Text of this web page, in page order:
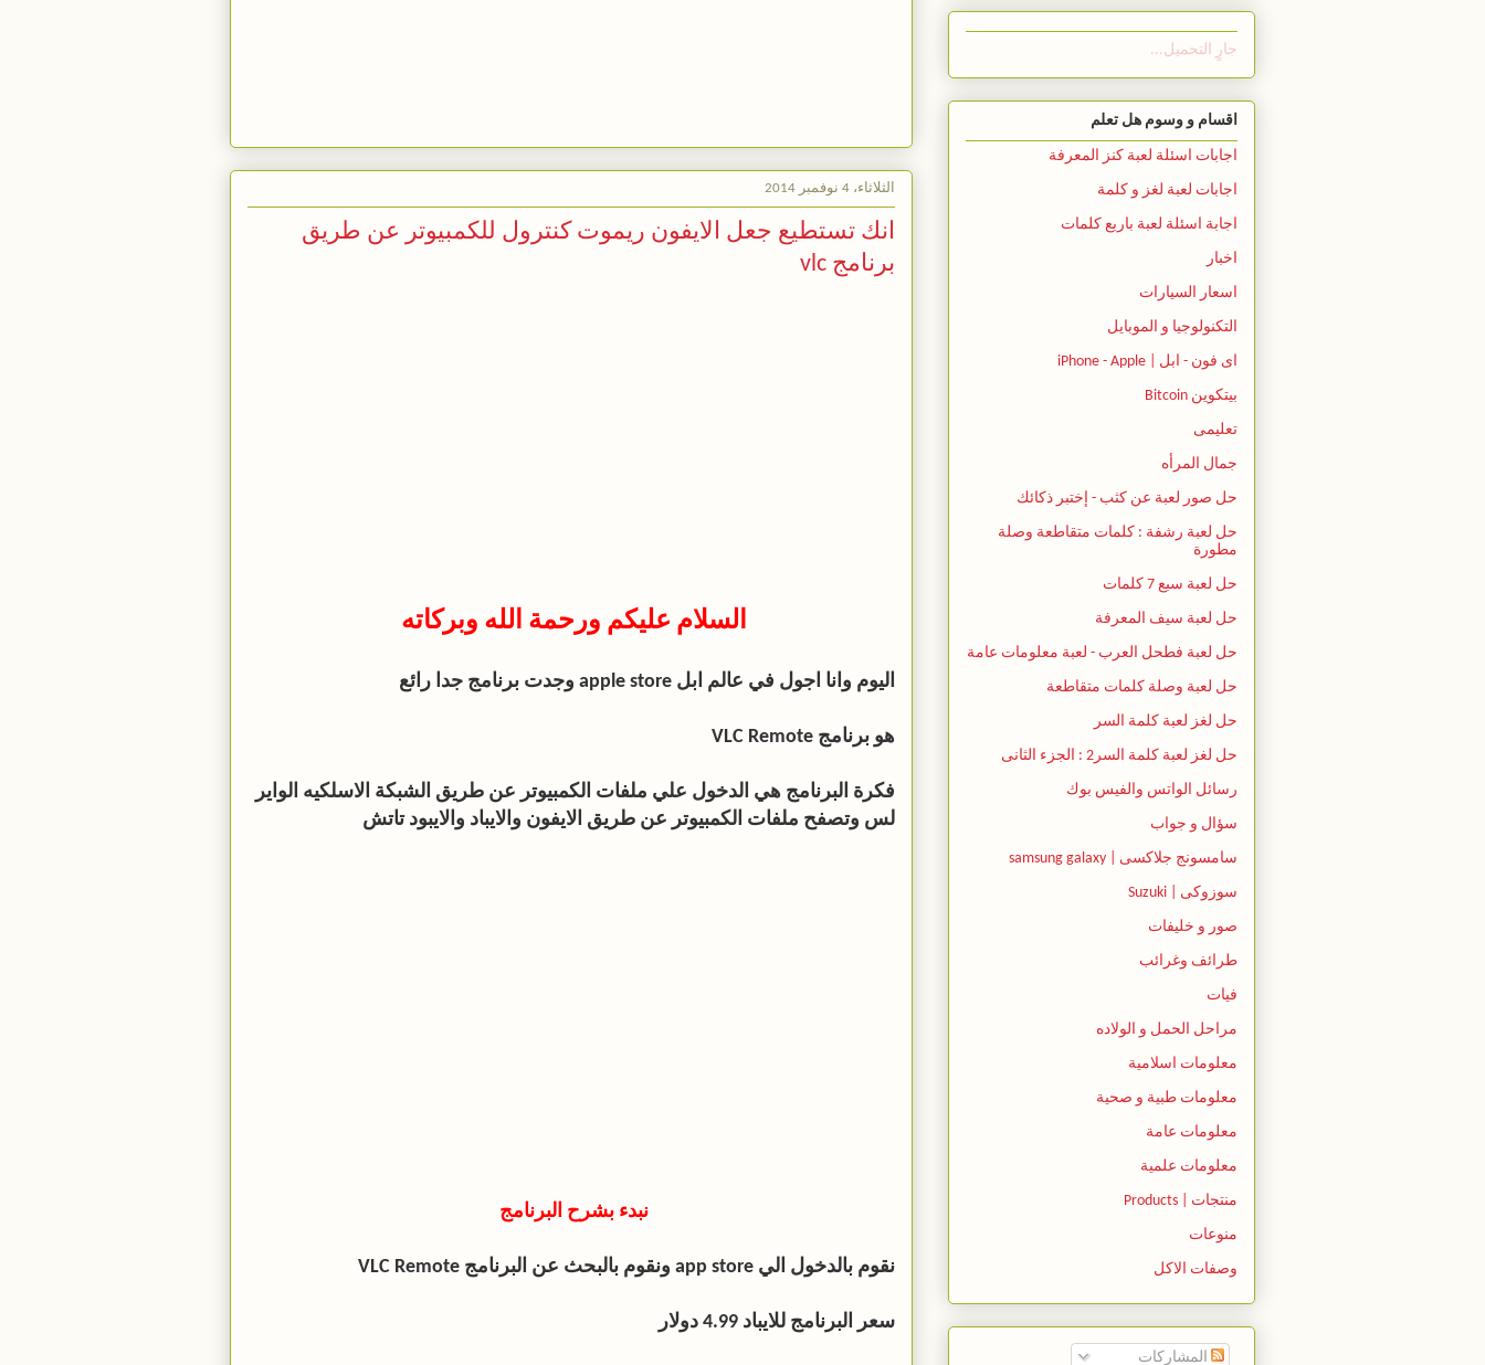
الثلاثاء، 4 نوفمبر 2014
انك تستطيع جعل الايفون ريموت كنترول للكمبيوتر عن طريق
برنامج vlc
السلام عليكم ورحمة الله وبركاته
اليوم وانا اجول في عالم ابل apple store وجدت برنامج جدا رائع
هو برنامج VLC Remote
فكرة البرنامج هي الدخول علي ملفات الكمبيوتر عن طريق الشبكة الاسلكيه الواير
لس وتصفح ملفات الكمبيوتر عن طريق الايفون والايباد والايبود تاتش
نبدء بشرح البرنامج
نقوم بالدخول الي app store ونقوم بالبحث عن البرنامج VLC Remote
سعر البرنامج للايباد 4.99 دولار
جارٍ التحميل...
اقسام و وسوم هل تعلم
اجابات اسئلة لعبة كنز المعرفة
اجابات لعبة لغز و كلمة
اجابة اسئلة لعبة باربع كلمات
اخبار
اسعار السيارات
التكنولوجيا و الموبايل
اى فون - ابل | iPhone - Apple
بيتكوين Bitcoin
تعليمى
جمال المرأه
حل صور لعبة عن كثب - إختبر ذكائك
حل لعبة رشفة : كلمات متقاطعة وصلة
مطورة
حل لعبة سبع 7 كلمات
حل لعبة سيف المعرفة
حل لعبة فطحل العرب - لعبة معلومات عامة
حل لعبة وصلة كلمات متقاطعة
حل لغز لعبة كلمة السر
حل لغز لعبة كلمة السر2 : الجزء الثانى
رسائل الواتس والفيس بوك
سؤال و جواب
سامسونج جلاكسى | samsung galaxy
سوزوكى | Suzuki
صور و خليفات
طرائف وغرائب
فيات
مراحل الحمل و الولاده
معلومات اسلامية
معلومات طبية و صحية
معلومات عامة
معلومات علمية
منتجات | Products
منوعات
وصفات الاكل
المشاركات